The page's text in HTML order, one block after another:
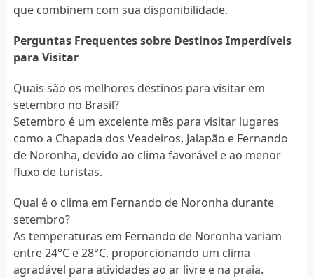
que combinem com sua disponibilidade.
Perguntas Frequentes sobre Destinos Imperdíveis
para Visitar
Quais são os melhores destinos para visitar em
setembro no Brasil?
Setembro é um excelente mês para visitar lugares
como a Chapada dos Veadeiros, Jalapão e Fernando
de Noronha, devido ao clima favorável e ao menor
fluxo de turistas.
Qual é o clima em Fernando de Noronha durante
setembro?
As temperaturas em Fernando de Noronha variam
entre 24°C e 28°C, proporcionando um clima
agradável para atividades ao ar livre e na praia.